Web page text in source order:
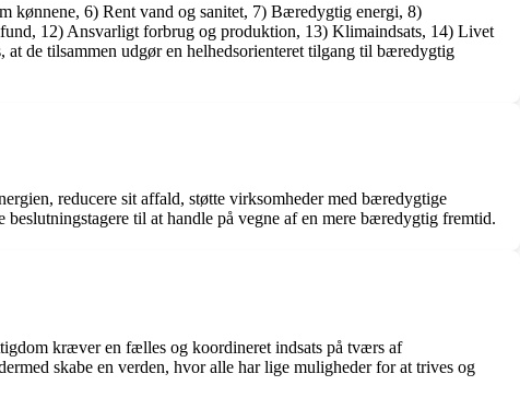
kønnene, 6) Rent vand og sanitet, 7) Bæredygtig energi, 8)
12) Ansvarligt forbrug og produktion, 13) Klimaindsats, 14) Livet
de tilsammen udgør en helhedsorienteret tilgang til bæredygtig
reducere sit affald, støtte virksomheder med bæredygtige
til at handle på vegne af en mere bæredygtig fremtid.
kræver en fælles og koordineret indsats på tværs af
skabe en verden, hvor alle har lige muligheder for at trives og